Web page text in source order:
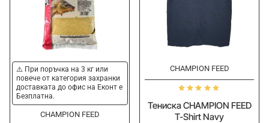
⚠️ При поръчка на 3 кг или
повече от категория захранки
доставката до офис на Еконт е
Безплатна.
CHAMPION FEED
-15%
CHAMPION FEED
Тениска CHAMPION FEED
T-Shirt Navy